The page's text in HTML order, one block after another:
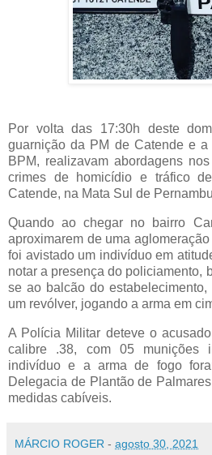
Por volta das 17:30h deste
guarnição da PM de Catende e a
BPM, realizavam abordagens
crimes de homicídio e tráfico
Catende, na Mata Sul de
Quando ao chegar no bairro
aproximarem de uma
foi avistado um indivíduo em
notar a presença do policiamento,
se ao balcão do
um revólver, jogando a arma em
A Polícia Militar deteve o
calibre .38, com 05 munições
indivíduo e a arma de fogo
Delegacia de Plantão de
medidas cabíveis.
MÁRCIO ROGER - agosto 30, 2021